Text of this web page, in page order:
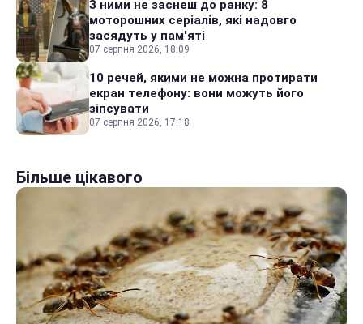
З ними не заснеш до ранку: 8
моторошних серіалів, які надовго
засядуть у пам'яті
07 серпня 2026, 18:09
10 речей, якими не можна протирати
екран телефону: вони можуть його
зіпсувати
07 серпня 2026, 17:18
Більше цікавого